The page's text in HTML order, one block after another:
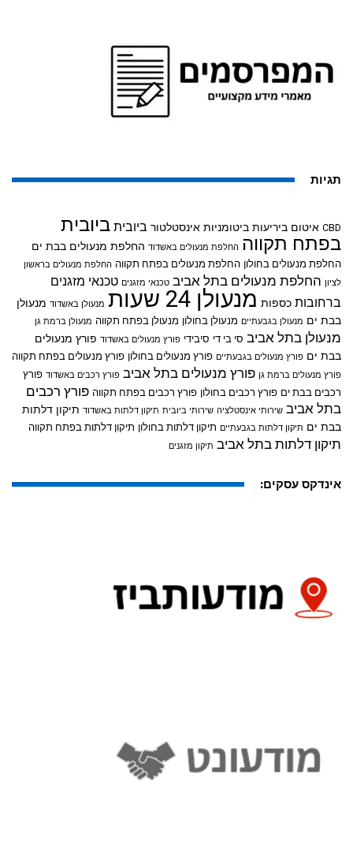
תגיות
CBD איטום ביריעות ביטומניות אינסטלטור ביובית ביובית
בפתח תקווה החלפת מנעולים באשדוד החלפת מנעולים בבת ים
החלפת מנעולים בחולון החלפת מנעולים בפתח תקווה החלפת מנעולים בראשון
לציון החלפת מנעולים בתל אביב טכנאי מזגנים טכנאי מזגנים
ברחובות כספות מנעולן 24 שעות מנעולן באשדוד מנעולן
בבת ים מנעולן בגבעתיים מנעולן בחולון מנעולן בפתח תקווה מנעולן ברמת גן
מנעולן בתל אביב סי בי די סיבידי פורץ מנעולים באשדוד פורץ מנעולים
בבת ים פורץ מנעולים בגבעתיים פורץ מנעולים בחולון פורץ מנעולים בפתח תקווה
פורץ מנעולים ברמת גן פורץ מנעולים בתל אביב פורץ רכבים באשדוד פורץ
רכבים בבת ים פורץ רכבים בחולון פורץ רכבים בפתח תקווה פורץ רכבים
בתל אביב שירותי אינסטלציה שירותי ביובית תיקון דלתות באשדוד תיקון דלתות
בבת ים תיקון דלתות בגבעתיים תיקון דלתות בחולון תיקון דלתות בפתח תקווה
תיקון דלתות בתל אביב תיקון מזגנים
אינדקס עסקים: